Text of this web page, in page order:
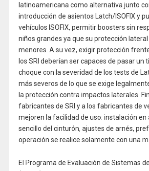
latinoamericana como alternativa junto
introducción de asientos Latch/ISOFIX y
vehículos ISOFIX, permitir boosters sin
niños grandes ya que su protección
menores. A su vez, exigir protección
los SRI deberían ser capaces de pasar un
choque con la severidad de los tests de
más severos de lo que se exige
la protección contra impactos laterales.
fabricantes de SRI y a los fabricantes de
mejoren la facilidad de uso: instalación en
sencillo del cinturón, ajustes de arnés,
operación se realice solamente con una
El Programa de Evaluación de Sistemas